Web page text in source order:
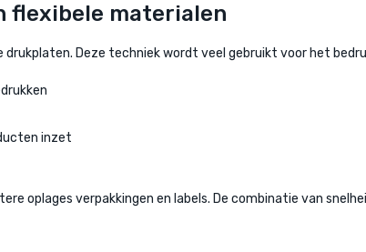
flexibele materialen
Deze techniek wordt veel gebruikt voor het
inzet
oplages verpakkingen en labels. De combinatie van